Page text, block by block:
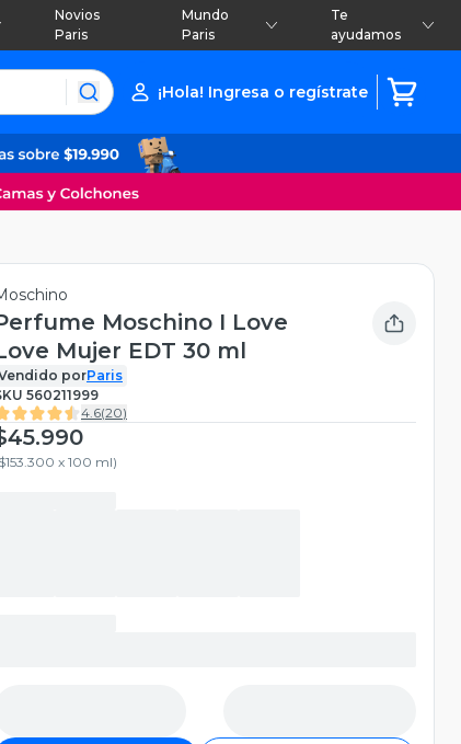
Novios
Paris
Mundo
Paris
Te
ayudamos
¡Hola! Ingresa o regístrate
Moschino I Love
Mujer EDT 30 ml
porParis
560211999
4.6(20)
$153.300 x 100 ml)